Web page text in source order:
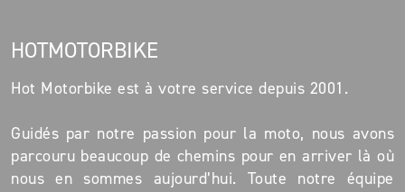
HOTMOTORBIKE
Hot Motorbike est à votre service depuis 2001.
Guidés par notre passion pour la moto, nous avons
parcouru beaucoup de chemins pour en arriver là où
nous en sommes aujourd’hui. Toute notre équipe